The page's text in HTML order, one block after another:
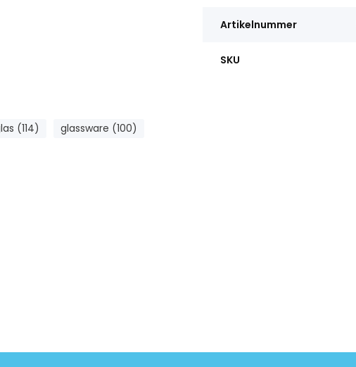
(114)
glassware (100)
Artikelnummer
SKU